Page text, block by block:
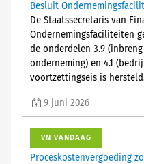
Besluit
De Staatssecretaris van
Ondernemingsfaciliteiten
de onderdelen 3.9
onderneming) en 4.1
voortzettingseis is
9 juni 2026
VN VANDAAG
Proceskostenvergoeding